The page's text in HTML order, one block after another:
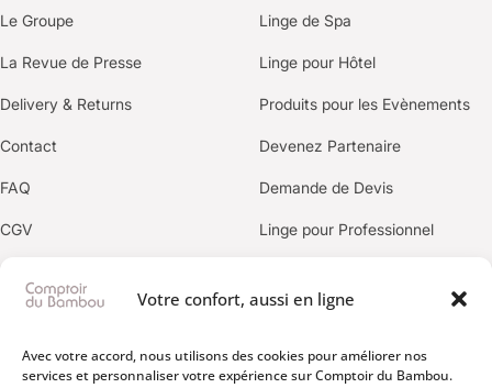
Votre confort, aussi en ligne
Avec votre accord, nous utilisons des cookies pour améliorer nos
services et personnaliser votre expérience sur Comptoir du Bambou.
Le Groupe
La Revue de Presse
Delivery & Returns
Contact
FAQ
CGV
Linge de Spa
Linge pour Hôtel
Produits pour les Evènements
Devenez Partenaire
Demande de Devis
Linge pour Professionnel
OUR BRANDS